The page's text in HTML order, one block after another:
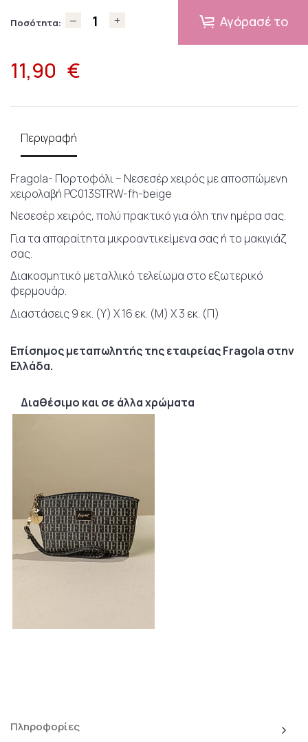
Ποσότητα: Αγόρασέ το
11,90 €
Περιγραφή
Fragola- Πορτοφόλι – Νεσεσέρ χειρός με αποσπώμενη
χειρολαβή PC013STRW-fh-beige
Νεσεσέρ χειρός, πολύ πρακτικό για όλη την ημέρα σας.
Για τα απαραίτητα μικροαντικείμενα σας ή το μακιγιάζ
σας.
Διακοσμητικό μεταλλικό τελείωμα στο εξωτερικό
φερμουάρ.
Διαστάσεις 9 εκ. (Υ) Χ 16 εκ. (Μ) Χ 3 εκ. (Π)
Επίσημος μεταπωλητής της εταιρείας Fragola στην
Ελλάδα.
Διαθέσιμο και σε άλλα χρώματα
Πληροφορίες